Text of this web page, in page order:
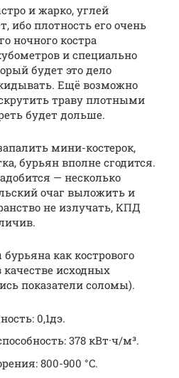
и жарко, углей
ибо плотность его очень
ночного костра
и специально
будет это дело
Ещё возможно
траву плотными
будет дольше.
мини-костерок,
бурьян вполне сгодится.
— несколько
очаг выложить и
не излучать, КПД
как кострового
качестве исходных
показатели соломы).
0,1дэ.
378 кВт·ч/м³.
800-900 °C.